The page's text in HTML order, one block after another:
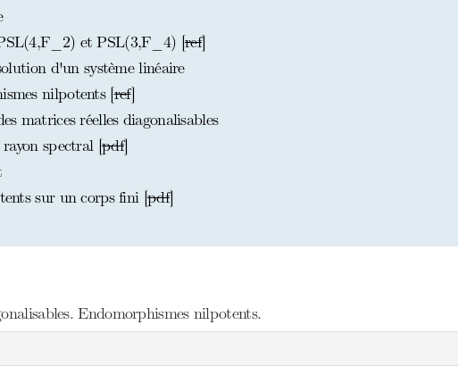
et PSL(3,F_4) [ref]
d'un système linéaire
nilpotents [ref]
matrices réelles diagonalisables
spectral [pdf]
sur un corps fini [pdf]
Endomorphismes nilpotents.